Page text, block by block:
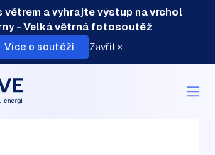
a vyhrajte výstup na vrchol
- Velká větrná fotosoutěž
Více o soutěži
Zavřít ×